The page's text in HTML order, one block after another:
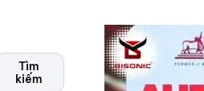
Tìm
kiếm